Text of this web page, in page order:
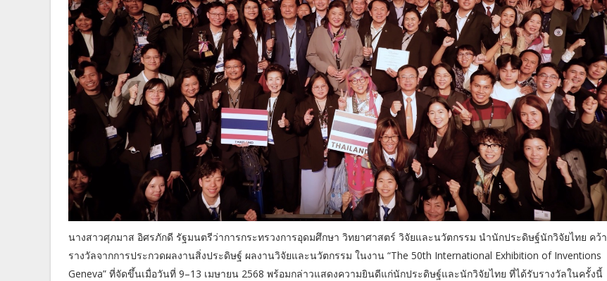
นางสาวศุภมาส อิศรภักดี รัฐมนตรีว่าการกระทรวงการอุดมศึกษา วิทยาศาสตร์ วิจัยและนวัตกรรม นำนักประดิษฐ์นักวิจัยไทย คว้า
รางวัลจากการประกวดผลงานสิ่งประดิษฐ์ ผลงานวิจัยและนวัตกรรม ในงาน “The 50th International Exhibition of Inventions
Geneva” ที่จัดขึ้นเมื่อวันที่ 9–13 เมษายน 2568 พร้อมกล่าวแสดงความยินดีแก่นักประดิษฐ์และนักวิจัยไทย ที่ได้รับรางวัลในครั้งนี้